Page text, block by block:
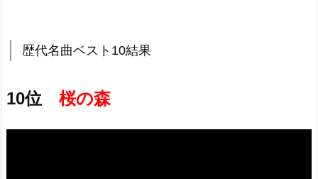
歴代名曲ベスト10結果
10位 桜の森